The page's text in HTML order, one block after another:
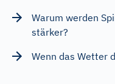
Warum werden
stärker?
Wenn das Wetter